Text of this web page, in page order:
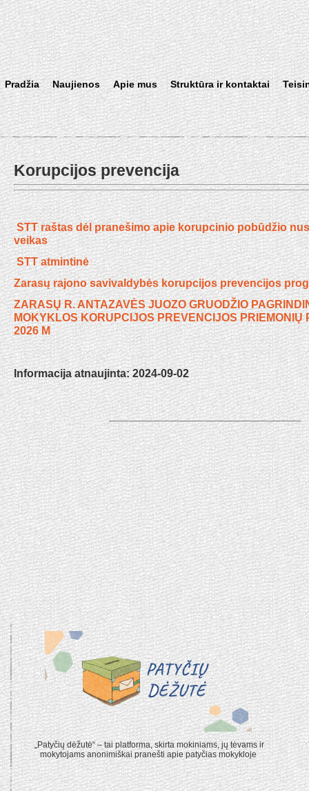
Pradžia Naujienos Apie mus Struktūra ir kontaktai
Korupcijos prevencija
STT raštas dėl pranešimo apie korupcinio pobūdžio
veikas
STT atmintinė
Zarasų rajono savivaldybės korupcijos prevencijos
ZARASŲ R. ANTAZAVĖS JUOZO GRUODŽIO
MOKYKLOS KORUPCIJOS PREVENCIJOS PRIEMONIŲ
2026 M
Informacija atnaujinta: 2024-09-02
_______________________________
„Patyčių dėžutė“ – tai platforma, skirta mokiniams, jų tėvams ir
mokytojams anonimiškai pranešti apie patyčias mokykloje